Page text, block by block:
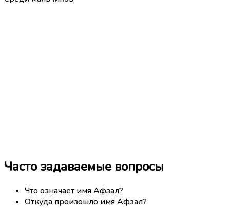
Часто задаваемые вопросы
Что означает имя Афзал?
Откуда произошло имя Афзал?